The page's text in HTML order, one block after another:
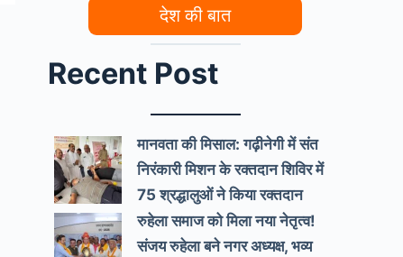
देश की बात
Recent Post
मानवता की मिसाल: गढ़ीनेगी में संत
निरंकारी मिशन के रक्तदान शिविर में
75 श्रद्धालुओं ने किया रक्तदान
रुहेला समाज को मिला नया नेतृत्व!
संजय रुहेला बने नगर अध्यक्ष, भव्य